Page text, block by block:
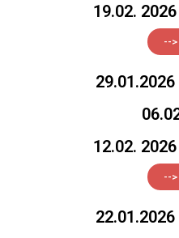
19.02.
-->
12.02.
-->